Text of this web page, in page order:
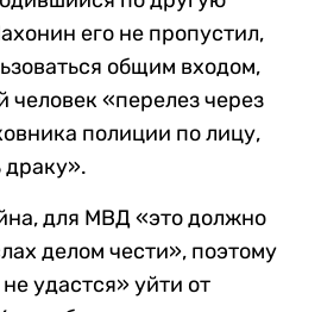
его не пропустил,
общим входом,
человек «перелез через
полиции по лицу,
драку».
для МВД «это должно
делом чести», поэтому
удастся» уйти от